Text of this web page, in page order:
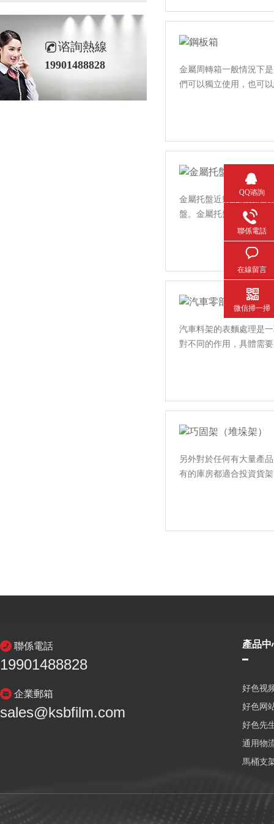
金屬周轉箱一般情況下是用
們可以獨立使用，也
金屬托盤近幾年越來越受
盤。金屬托盤有著多種不
汽車料架的表麵處理是一項
對不同的作用，具體需
另外對於任何有大量產品
有的庫房都適合投資貨架
谘詢熱線
19901488828
聯係電話
19901488828
企業郵箱
sales@ksbfilm.com
產品中
好色视
好色网
好色先
通用物
馬桶支
QQ谘詢
聯係電話
在線留言
微信掃一掃